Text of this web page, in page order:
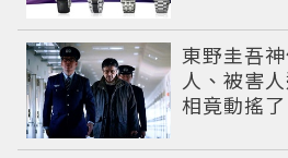
東野圭吾
人、被害
相竟動搖